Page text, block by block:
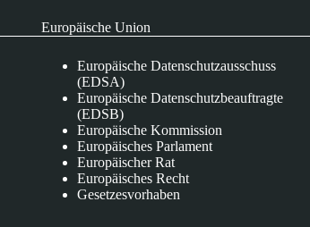
Europäische Union
Europäische Datenschutzausschuss
(EDSA)
Europäische Datenschutzbeauftragte
(EDSB)
Europäische Kommission
Europäisches Parlament
Europäischer Rat
Europäisches Recht
Gesetzesvorhaben